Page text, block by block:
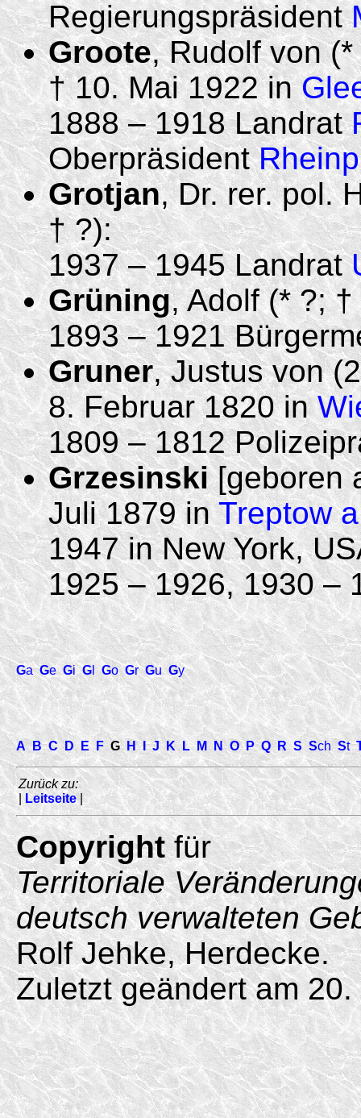
Regierungspräsident
Groote, Rudolf von
† 10. Mai 1922 in
1888 – 1918 Landrat
Oberpräsident
Grotjan, Dr. rer. pol.
† ?):
1937 – 1945 Landrat
Grüning, Adolf (* ?; †
1893 – 1921
Gruner, Justus von
8. Februar 1820 in
1809 – 1812
Grzesinski[geboren
Juli 1879 inTreptow
1947 in New York,
1925 – 1926, 1930 –
Ga Ge Gi G Go Gr Gu Gy
A B C D E F G H I J K L M N O P Q R S Sch St
Zurück zu:
|Leitseite|
Copyrightfür
Territoriale
deutsch verwalteten
Rolf Jehke, Herdecke.
Zuletzt geändert am 20.